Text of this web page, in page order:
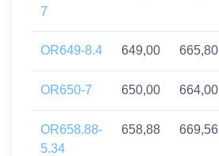
7
OR649-8.4 649,00 665,80
OR650-7 650,00 664,00
OR658.88-
5.34
658,88 669,56